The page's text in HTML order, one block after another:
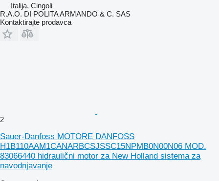
Italija, Cingoli
R.A.O. DI POLITA ARMANDO & C. SAS
Kontaktirajte prodavca
2
Sauer-Danfoss MOTORE DANFOSS
H1B110AAM1CANARBCSJSSC15NPMB0N00N06 MOD.
83066440 hidraulični motor za New Holland sistema za
navodnjavanje